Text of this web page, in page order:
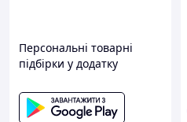
Персональні товарні
підбірки у додатку